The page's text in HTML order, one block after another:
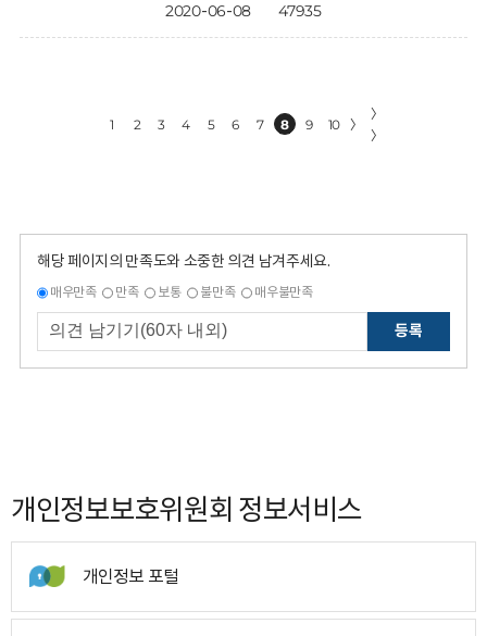
2020-06-08 47935
1 2 3 4 5 6 7 8 9 10 〉
〉
〉
해당 페이지의 만족도와 소중한 의견 남겨주세요.
매우만족 만족 보통 불만족 매우불만족
등록
개인정보보호위원회 정보서비스
개인정보 포털